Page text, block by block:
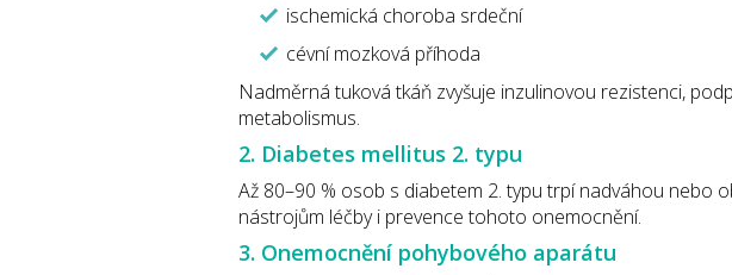
ischemická choroba srdeční
cévní mozková příhoda
Nadměrná tuková tkáň zvyšuje inzulinovou rezistenci,
metabolismus.
2. Diabetes mellitus 2. typu
Až 80–90 % osob s diabetem 2. typu trpí nadváhou nebo
nástrojům léčby i prevence tohoto onemocnění.
3. Onemocnění pohybového aparátu